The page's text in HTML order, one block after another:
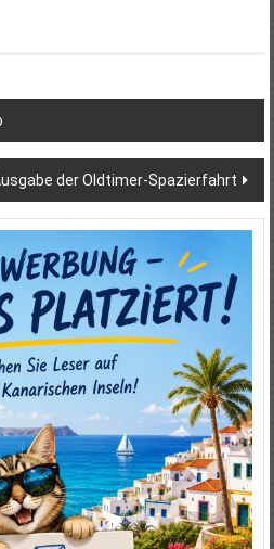
der Oldtimer-Spazierfahrt